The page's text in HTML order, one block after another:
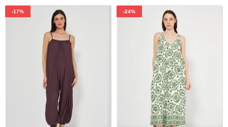
-17% -24%